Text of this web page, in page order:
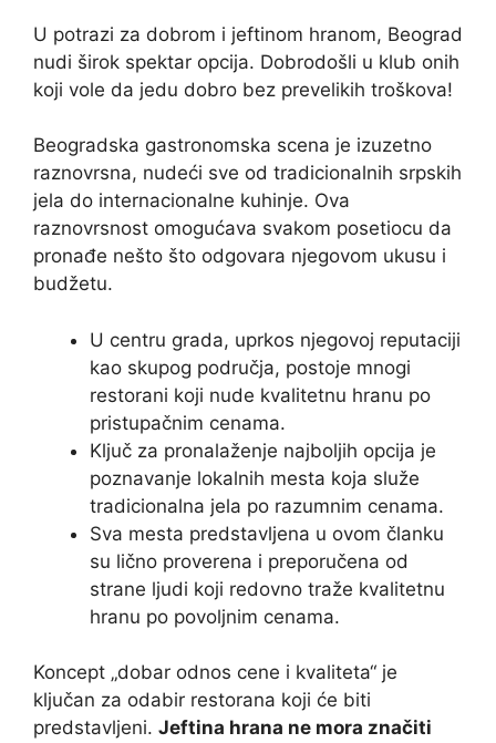
U potrazi za dobrom i jeftinom hranom, Beograd
nudi širok spektar opcija. Dobrodošli u klub onih
koji vole da jedu dobro bez prevelikih troškova!
Beogradska gastronomska scena je izuzetno
raznovrsna, nudeći sve od tradicionalnih srpskih
jela do internacionalne kuhinje. Ova
raznovrsnost omogućava svakom posetiocu da
pronađe nešto što odgovara njegovom ukusu i
budžetu.
U centru grada, uprkos njegovoj reputaciji
kao skupog područja, postoje mnogi
restorani koji nude kvalitetnu hranu po
pristupačnim cenama.
Ključ za pronalaženje najboljih opcija je
poznavanje lokalnih mesta koja služe
tradicionalna jela po razumnim cenama.
Sva mesta predstavljena u ovom članku
su lično proverena i preporučena od
strane ljudi koji redovno traže kvalitetnu
hranu po povoljnim cenama.
Koncept „dobar odnos cene i kvaliteta“ je
ključan za odabir restorana koji će biti
predstavljeni. Jeftina hrana ne mora značiti